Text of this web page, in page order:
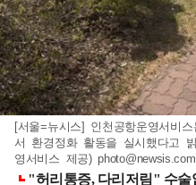
[서울=뉴시스] 인천공항운영서비
서 환경정화 활동을 실시했다고
영서비스 제공)photo@newsis.com